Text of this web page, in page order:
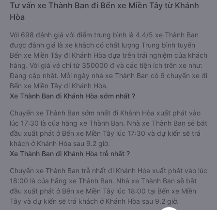
Tư vấn xe Thành Ban đi Bến xe Miền Tây từ Khánh
Hòa
Với 698 đánh giá với điểm trung bình là 4.4/5 xe Thành Ban
được đánh giá là xe khách có chất lượng Trung bình tuyến
Bến xe Miền Tây đi Khánh Hòa dựa trên trải nghiệm của khách
hàng. Với giá vé chỉ từ 350000 đ và các tiện ích trên xe như:
Đang cập nhật. Mỗi ngày nhà xe Thành Ban có 6 chuyến xe đi
Bến xe Miền Tây đi Khánh Hòa.
Xe Thành Ban đi Khánh Hòa sớm nhất ?
Chuyến xe Thành Ban sớm nhất đi Khánh Hòa xuất phát vào
lúc 17:30 là của hãng xe Thành Ban. Nhà xe Thành Ban sẽ bắt
đầu xuất phát ở Bến xe Miền Tây lúc 17:30 và dự kiến sẽ trả
khách ở Khánh Hòa sau 9.2 giờ.
Xe Thành Ban đi Khánh Hòa trễ nhất ?
Chuyến xe Thành Ban trễ nhất đi Khánh Hòa xuất phát vào lúc
18:00 là của hãng xe Thành Ban. Nhà xe Thành Ban sẽ bắt
đầu xuất phát ở Bến xe Miền Tây lúc 18:00 tại Bến xe Miền
Tây và dự kiến sẽ trả khách ở Khánh Hòa sau 9.2 giờ.